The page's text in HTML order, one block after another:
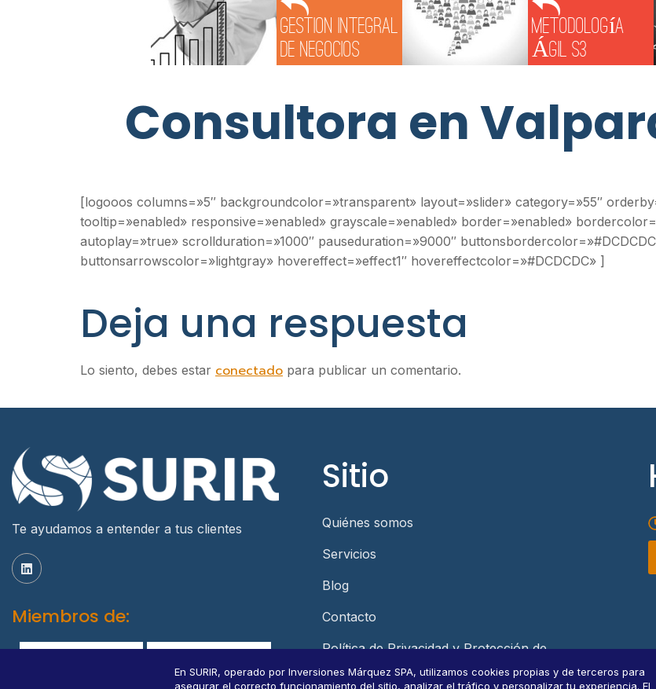
Gestion Integral
de Negocios
Metodología
Ágil S3
Consultora en
[logooos columns=»5″ backgroundcolor=»transparent» layout=»slider» category=»55″
tooltip=»enabled» responsive=»enabled» grayscale=»enabled» border=»enabled»
autoplay=»true» scrollduration=»1000″ pauseduration=»9000″
buttonsarrowscolor=»lightgray» hovereffect=»effect1″ hovereffectcolor=»#DCDCDC» ]
Deja una respuesta
Lo siento, debes estar conectado para publicar un comentario.
En SURIR, operado por Inversiones Márquez SPA, utilizamos cookies propias y de terceros para
asegurar el correcto funcionamiento del sitio, analizar el tráfico y personalizar tu experiencia. El
Te ayudamos a entender a tus clientes
Miembros de:
Sitio
Quiénes somos
Servicios
Blog
Contacto
Política de Privacidad y Protección de
Datos Personales